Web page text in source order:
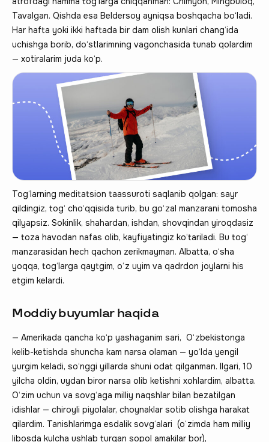
Tavalgan. Qishda esa Beldersoy ayniqsa boshqacha bo‘ladi.
Har hafta yoki ikki haftada bir dam olish kunlari chang‘ida
uchishga borib, do‘stlarimning vagonchasida tunab qolardim
— xotiralarim juda ko‘p.
Tog‘larning meditatsion taassuroti saqlanib qolgan: sayr
qildingiz, tog‘ cho‘qqisida turib, bu go‘zal manzarani tomosha
qilyapsiz. Sokinlik, shahardan, ishdan, shovqindan yiroqdasiz
— toza havodan nafas olib, kayfiyatingiz ko‘tariladi. Bu tog‘
manzarasidan hech qachon zerikmayman. Albatta, o‘sha
yoqqa, tog‘larga qaytgim, o‘z uyim va qadrdon joylarni his
etgim kelardi.
Moddiy buyumlar haqida
— Amerikada qancha ko‘p yashaganim sari, O‘zbekistonga
kelib-ketishda shuncha kam narsa olaman — yo‘lda yengil
yurgim keladi, so‘nggi yillarda shuni odat qilganman. Ilgari, 10
yilcha oldin, uydan biror narsa olib ketishni xohlardim, albatta.
O‘zim uchun va sovg‘aga milliy naqshlar bilan bezatilgan
idishlar — chiroyli piyolalar, choynaklar sotib olishga harakat
qilardim. Tanishlarimga esdalik sovg‘alari (o‘zimda ham milliy
libosda kulcha ushlab turgan sopol amakilar bor),